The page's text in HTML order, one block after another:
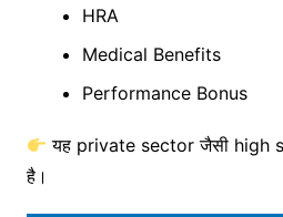
HRA
Medical Benefits
Performance Bonus
यह private sector जैसी high
है।